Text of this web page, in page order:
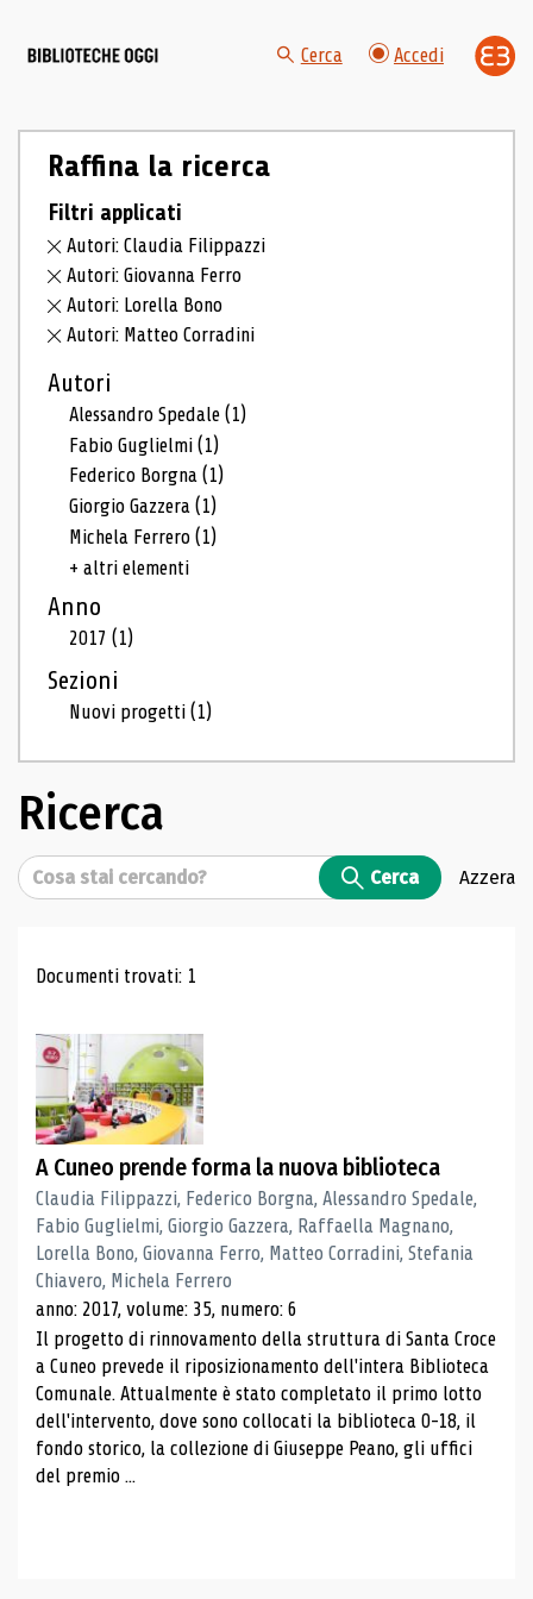
Cerca Accedi
Raffina la ricerca
Filtri applicati
Autori: Claudia Filippazzi
Autori: Giovanna Ferro
Autori: Lorella Bono
Autori: Matteo Corradini
Autori
Alessandro Spedale(1)
Fabio Guglielmi(1)
Federico Borgna(1)
Giorgio Gazzera(1)
Michela Ferrero(1)
+ altri elementi
Anno
2017(1)
Sezioni
Nuovi progetti(1)
Ricerca
Cerca Cerca Azzera
Risultati di ricerca
Documenti trovati: 1
A Cuneo prende forma la nuova biblioteca
Claudia Filippazzi, Federico Borgna, Alessandro Spedale,
Fabio Guglielmi, Giorgio Gazzera, Raffaella Magnano,
Lorella Bono, Giovanna Ferro, Matteo Corradini, Stefania
Chiavero, Michela Ferrero
anno: 2017, volume: 35, numero: 6
Il progetto di rinnovamento della struttura di Santa Croce
a Cuneo prevede il riposizionamento dell'intera Biblioteca
Comunale. Attualmente è stato completato il primo lotto
dell'intervento, dove sono collocati la biblioteca 0-18, il
fondo storico, la collezione di Giuseppe Peano, gli uffici
del premio ...